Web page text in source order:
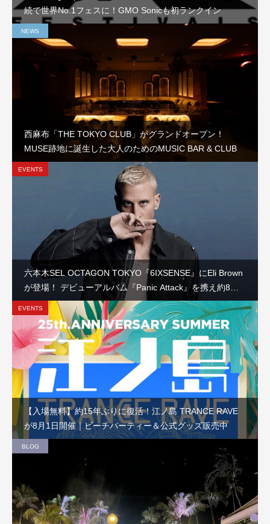
続で世界No.1フェスに！GMO Sonicも初ランクイン
NEWS
西麻布「THE TOKYO CLUB」がグランドオープン！
MUSE跡地に誕生した大人のためのMUSIC BAR & CLUB
EVENTS
六本木SEL OCTAGON TOKYO『6IXSENSE』にEli Brown
が登場！ デビューアルバム『Panic Attack』を携え約8か
月ぶりの来日公演
EVENTS
【入場無料】約15年ぶりに復活！江ノ島 TRANCE RAVE
が8月1日開催｜ビーチパーティー＆公式グッズ販売中
BLOG